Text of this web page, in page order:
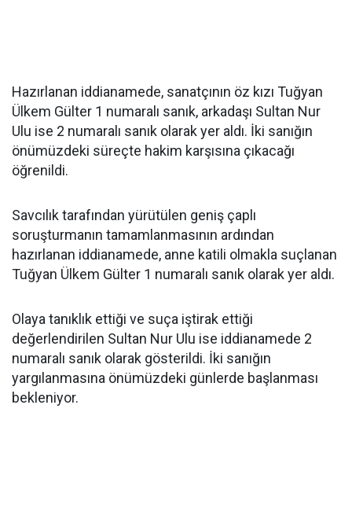
Hazırlanan iddianamede, sanatçının öz kızı Tuğyan
Ülkem Gülter 1 numaralı sanık, arkadaşı Sultan Nur
Ulu ise 2 numaralı sanık olarak yer aldı. İki sanığın
önümüzdeki süreçte hakim karşısına çıkacağı
öğrenildi.
Savcılık tarafından yürütülen geniş çaplı
soruşturmanın tamamlanmasının ardından
hazırlanan iddianamede, anne katili olmakla suçlanan
Tuğyan Ülkem Gülter 1 numaralı sanık olarak yer aldı.
Olaya tanıklık ettiği ve suça iştirak ettiği
değerlendirilen Sultan Nur Ulu ise iddianamede 2
numaralı sanık olarak gösterildi. İki sanığın
yargılanmasına önümüzdeki günlerde başlanması
bekleniyor.